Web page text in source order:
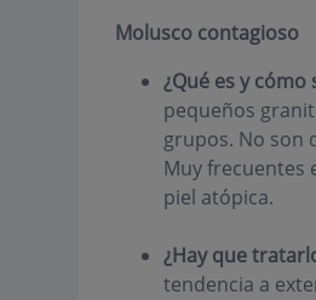
Molusco contagioso
¿Qué es y cómo
pequeños
grupos. No son
Muy frecuentes
piel atópica.
¿Hay que
tendencia a